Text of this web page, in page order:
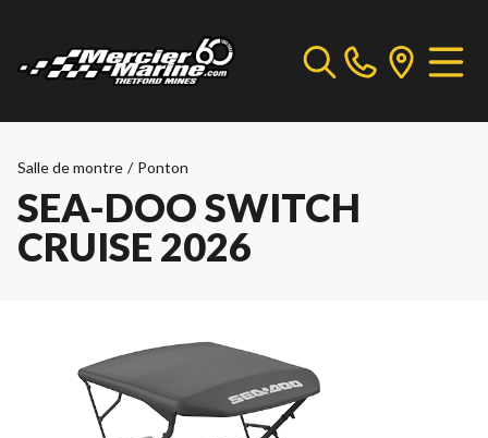
Salle de montre / Ponton
SEA-DOO SWITCH
CRUISE 2026